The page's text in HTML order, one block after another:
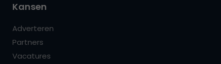
Kansen
Adverteren
Partners
Vacatures